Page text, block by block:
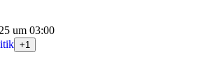
um 03:00
+1